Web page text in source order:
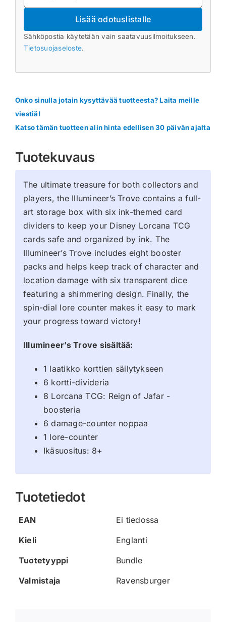
Lisää odotuslistalle
Sähköpostia käytetään vain saatavuusilmoitukseen.
Tietosuojaseloste.
Onko sinulla jotain kysyttävää tuotteesta? Laita meille
viestiä!
Katso tämän tuotteen alin hinta edellisen 30 päivän ajalta
Tuotekuvaus
The ultimate treasure for both collectors and
players, the Illumineer’s Trove contains a full-
art storage box with six ink-themed card
dividers to keep your Disney Lorcana TCG
cards safe and organized by ink. The
Illumineer’s Trove includes eight booster
packs and helps keep track of character and
location damage with six transparent dice
featuring a shimmering design. Finally, the
spin-dial lore counter makes it easy to mark
your progress toward victory!
Illumineer’s Trove sisältää:
1 laatikko korttien säilytykseen
6 kortti-divideria
8 Lorcana TCG: Reign of Jafar -
boosteria
6 damage-counter noppaa
1 lore-counter
Ikäsuositus: 8+
Tuotetiedot
EAN
Ei tiedossa
Kieli
Englanti
Tuotetyyppi
Bundle
Valmistaja
Ravensburger